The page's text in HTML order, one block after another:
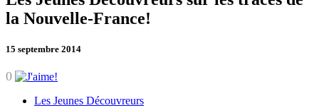
la Nouvelle-France!
15 septembre 2014
0
Les Jeunes Découvreurs